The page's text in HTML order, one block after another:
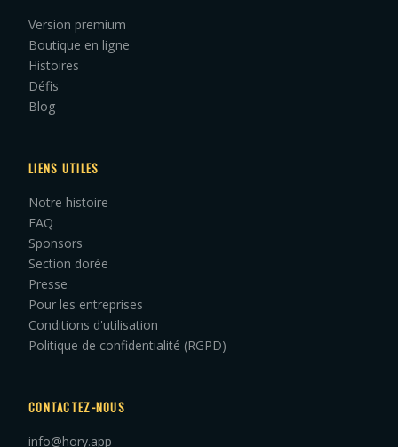
Version premium
Boutique en ligne
Histoires
Défis
Blog
LIENS UTILES
Notre histoire
FAQ
Sponsors
Section dorée
Presse
Pour les entreprises
Conditions d'utilisation
Politique de confidentialité (RGPD)
CONTACTEZ-NOUS
info@hory.app